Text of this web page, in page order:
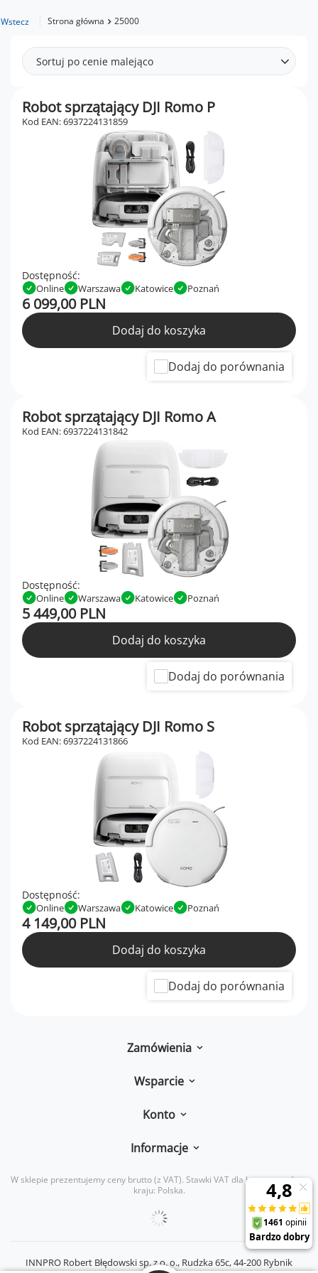
Wstecz Strona główna 25000
Sortuj po cenie malejąco
Robot sprzątający DJI Romo P
Kod EAN: 6937224131859
Dostępność:
Online Warszawa Katowice Poznań
6 099,00 PLN
Dodaj do koszyka
Dodaj do porównania
Robot sprzątający DJI Romo A
Kod EAN: 6937224131842
Dostępność:
Online Warszawa Katowice Poznań
5 449,00 PLN
Dodaj do koszyka
Dodaj do porównania
Robot sprzątający DJI Romo S
Kod EAN: 6937224131866
Dostępność:
Online Warszawa Katowice Poznań
4 149,00 PLN
Dodaj do koszyka
Dodaj do porównania
Zamówienia
Wsparcie
Konto
Informacje
W sklepie prezentujemy ceny brutto (z VAT). Stawki VAT dla konsumentów z
kraju: Polska.
INNPRO Robert Błędowski sp. z o. o., Rudzka 65c,44-200 Rybnik